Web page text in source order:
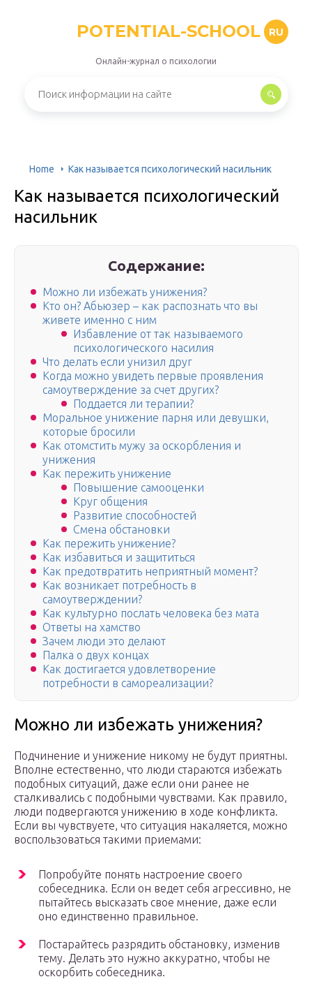
POTENTIAL-SCHOOL RU
Онлайн-журнал о психологии
Home Как называется психологический насильник
Как называется психологический
насильник
Содержание:
Можно ли избежать унижения?
Кто он? Абьюзер – как распознать что вы
живете именно с ним
Избавление от так называемого
психологического насилия
Что делать если унизил друг
Когда можно увидеть первые проявления
самоутверждение за счет других?
Поддается ли терапии?
Моральное унижение парня или девушки,
которые бросили
Как отомстить мужу за оскорбления и
унижения
Как пережить унижение
Повышение самооценки
Круг общения
Развитие способностей
Смена обстановки
Как пережить унижение?
Как избавиться и защититься
Как предотвратить неприятный момент?
Как возникает потребность в
самоутверждении?
Как культурно послать человека без мата
Ответы на хамство
Зачем люди это делают
Палка о двух концах
Как достигается удовлетворение
потребности в самореализации?
Можно ли избежать унижения?
Подчинение и унижение никому не будут приятны.
Вполне естественно, что люди стараются избежать
подобных ситуаций, даже если они ранее не
сталкивались с подобными чувствами. Как правило,
люди подвергаются унижению в ходе конфликта.
Если вы чувствуете, что ситуация накаляется, можно
воспользоваться такими приемами:
Попробуйте понять настроение своего
собеседника. Если он ведет себя агрессивно, не
пытайтесь высказать свое мнение, даже если
оно единственно правильное.
Постарайтесь разрядить обстановку, изменив
тему. Делать это нужно аккуратно, чтобы не
оскорбить собеседника.